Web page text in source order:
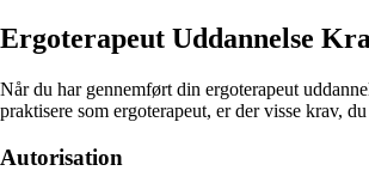
Ergoterapeut Uddannelse
Når du har gennemført din ergoterapeut
praktisere som ergoterapeut, er der visse krav,
Autorisation